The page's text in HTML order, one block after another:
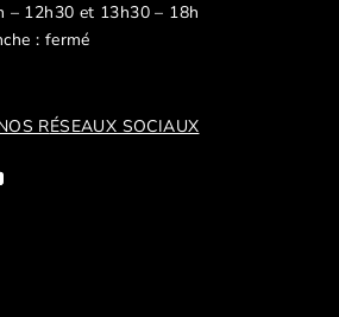
– 12h30 et 13h30 – 18h
: fermé
RÉSEAUX SOCIAUX